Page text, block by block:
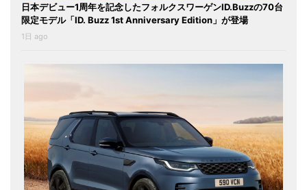
日本デビュー1周年を記念したフォルクスワーゲンID.Buzzの70台
限定モデル「ID. Buzz 1st Anniversary Edition」が登場
1日 ago